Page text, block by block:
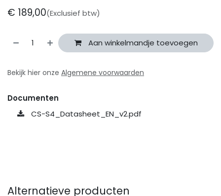
€ 189,00(Exclusief btw)
Aan winkelmandje toevoegen
Bekijk hier onze Algemene voorwaarden
Documenten
CS-S4_Datasheet_EN_v2.pdf
Alternatieve producten